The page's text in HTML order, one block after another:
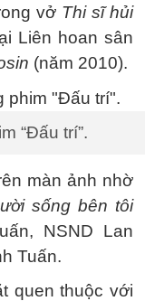
vở Thi sĩ hủi
Liên hoan sân
(năm 2010).
“Đấu trí”.
màn ảnh nhờ
sống bên tôi
NSND Lan
Tuấn.
quen thuộc với